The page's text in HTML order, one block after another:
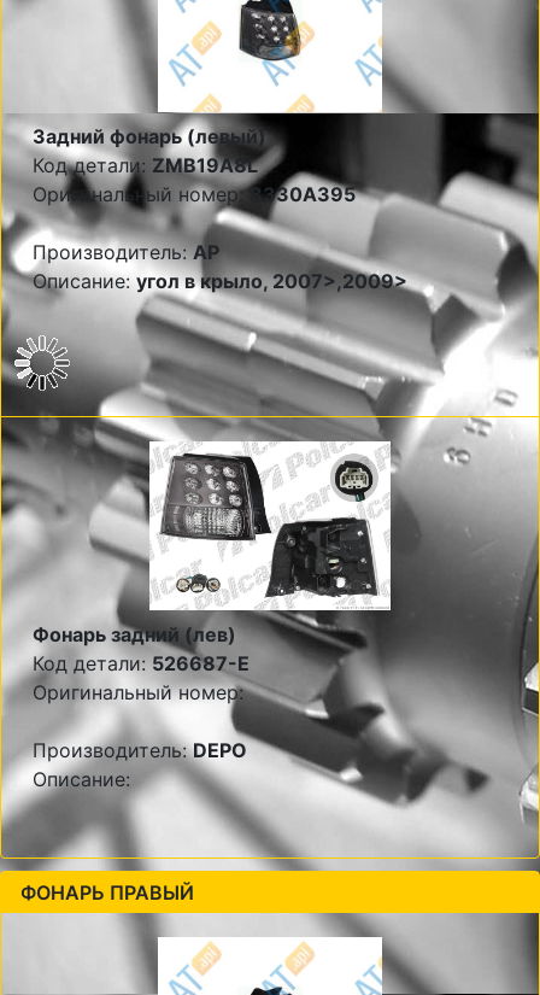
Задний фонарь (левый)
Код детали: ZMB19A8L
Оригинальный номер:8330A395
Производитель:AP
Описание: угол в крыло, 2007>,2009>
Фонарь задний (лев)
Код детали: 526687-E
Оригинальный номер:
Производитель:DEPO
Описание:
ФОНАРЬ ПРАВЫЙ